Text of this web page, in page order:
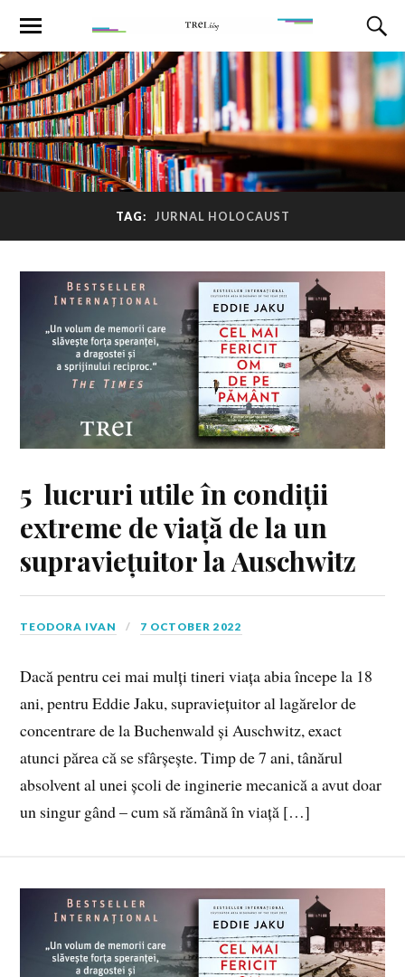
TAG: JURNAL HOLOCAUST
5 lucruri utile în condiții
extreme de viață de la un
supraviețuitor la Auschwitz
TEODORA IVAN 7 OCTOBER 2022
Dacă pentru cei mai mulți tineri viața abia începe la 18
ani, pentru Eddie Jaku, supraviețuitor al lagărelor de
concentrare de la Buchenwald și Auschwitz, exact
atunci părea că se sfârșește. Timp de 7 ani, tânărul
absolvent al unei școli de inginerie mecanică a avut doar
un singur gând – cum să rămână în viață […]